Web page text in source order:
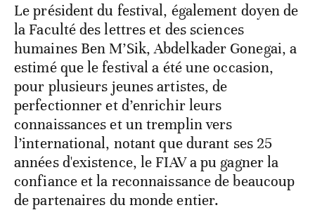
Le président du festival, également doyen de
la Faculté des lettres et des sciences
humaines Ben M’Sik, Abdelkader Gonegai, a
estimé que le festival a été une occasion,
pour plusieurs jeunes artistes, de
perfectionner et d’enrichir leurs
connaissances et un tremplin vers
l’international, notant que durant ses 25
années d'existence, le FIAV a pu gagner la
confiance et la reconnaissance de beaucoup
de partenaires du monde entier.